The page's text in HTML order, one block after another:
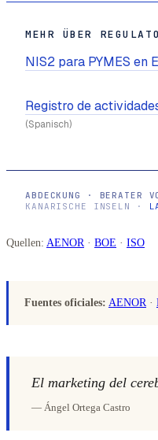
MEHR ÜBER
NIS2 para PYMES en
Registro de
(Spanisch)
ABDECKUNG · BERATER
KANARISCHE INSELN ·
Quellen: AENOR · BOE · ISO
Fuentes oficiales: AENOR ·
El marketing del
— Ángel Ortega Castro